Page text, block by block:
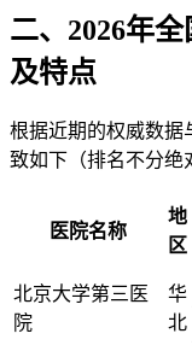
二、2026年
及特点
根据近期的权威数据
致如下（排名不分绝
医院名称
地
区
北京大学第三医
院
华
北